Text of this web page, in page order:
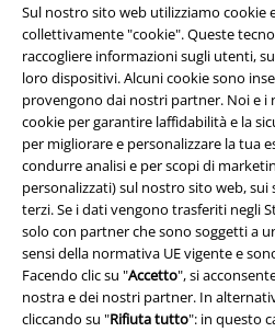
Sul nostro sito web utilizziamo cookie
collettivamente "cookie". Queste
raccogliere informazioni sugli utenti,
loro dispositivi. Alcuni cookie sono
provengono dai nostri partner. Noi e
cookie per garantire laffidabilità e la
per migliorare e personalizzare la tua
condurre analisi e per scopi di
personalizzati) sul nostro sito web, sui
terzi. Se i dati vengono trasferiti negli
solo con partner che sono soggetti a
sensi della normativa UE vigente e
Facendo clic su "Accetto", si
nostra e dei nostri partner. In
cliccando su "Rifiuta tutto": in questo
Scarica la nuova
A Warner Music